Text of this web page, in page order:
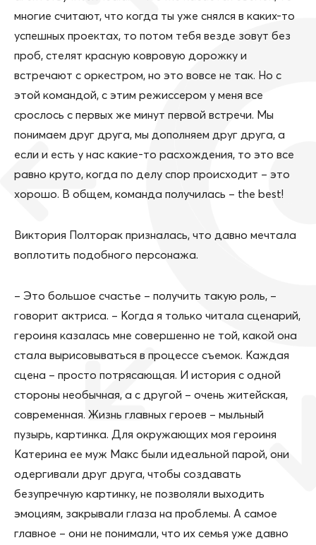
многие считают, что когда ты уже снялся в каких-то
успешных проектах, то потом тебя везде зовут без
проб, стелят красную ковровую дорожку и
встречают с оркестром, но это вовсе не так. Но с
этой командой, с этим режиссером у меня все
срослось с первых же минут первой встречи. Мы
понимаем друг друга, мы дополняем друг друга, а
если и есть у нас какие-то расхождения, то это все
равно круто, когда по делу спор происходит – это
хорошо. В общем, команда получилась – the best!
Виктория Полторак призналась, что давно мечтала
воплотить подобного персонажа.
– Это большое счастье – получить такую роль, –
говорит актриса. – Когда я только читала сценарий,
героиня казалась мне совершенно не той, какой она
стала вырисовываться в процессе съемок. Каждая
сцена – просто потрясающая. И история с одной
стороны необычная, а с другой – очень житейская,
современная. Жизнь главных героев – мыльный
пузырь, картинка. Для окружающих моя героиня
Катерина ее муж Макс были идеальной парой, они
одергивали друг друга, чтобы создавать
безупречную картинку, не позволяли выходить
эмоциям, закрывали глаза на проблемы. A самое
главное – они не понимали, что их семья уже давно